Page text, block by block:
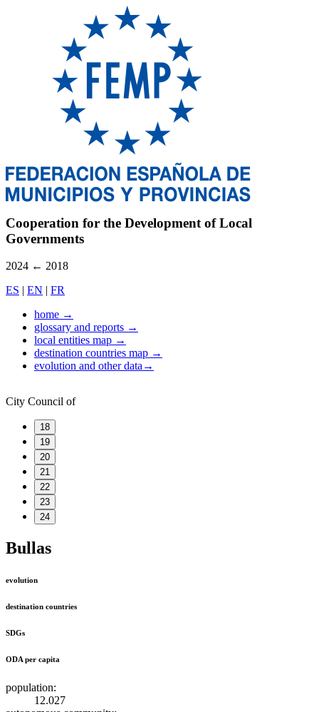
Cooperation for the Development of Local
Governments
2024 ← 2018
ES | EN | FR
home →
glossary and reports →
local entities map →
destination countries map →
evolution and other data→
City Council of
18
19
20
21
22
23
24
Bullas
evolution
destination countries
SDGs
ODA per capita
population:
12.027